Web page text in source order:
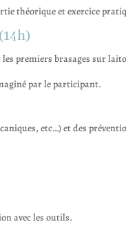
théorique et exercice
(14h)
premiers brasages sur
par le participant.
etc…) et des
avec les outils.